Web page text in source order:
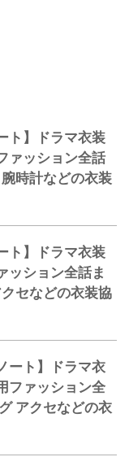
ト】ドラマ衣装
ァッション全話
時計などの衣装
ト】ドラマ衣装
ッション全話ま
セなどの衣装協
ート】ドラマ衣
ファッション全
アクセなどの衣